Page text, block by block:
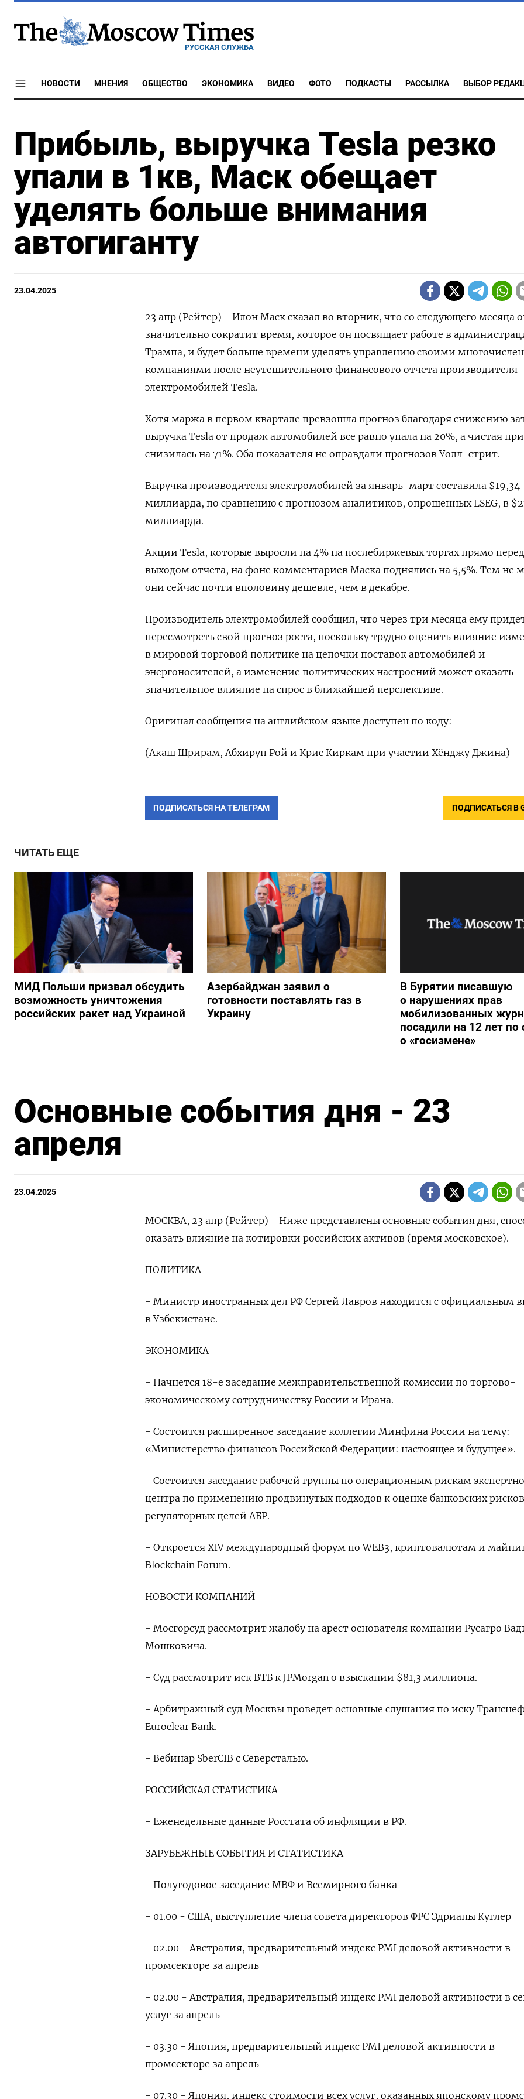
РУССКАЯ СЛУЖБА
НОВОСТИ МНЕНИЯ ОБЩЕСТВО ЭКОНОМИКА ВИДЕО ФОТО ПОДКАСТЫ РАССЫЛКА ВЫБОР
Прибыль, выручка Tesla резко
упали в 1кв, Маск обещает
уделять больше внимания
автогиганту
23.04.2025
23 апр (Рейтер) - Илон Маск сказал во вторник, что со следующего месяца
значительно сократит время, которое он посвящает работе в
Трампа, и будет больше времени уделять управлению своими
компаниями после неутешительного финансового отчета производителя
электромобилей Tesla.
Хотя маржа в первом квартале превзошла прогноз благодаря снижению
выручка Tesla от продаж автомобилей все равно упала на 20%, а чистая
снизилась на 71%. Оба показателя не оправдали прогнозов Уолл-стрит.
Выручка производителя электромобилей за январь-март составила $19,34
миллиарда, по сравнению с прогнозом аналитиков, опрошенных LSEG, в
миллиарда.
Акции Tesla, которые выросли на 4% на послебиржевых торгах прямо перед
выходом отчета, на фоне комментариев Маска поднялись на 5,5%. Тем не
они сейчас почти вполовину дешевле, чем в декабре.
Производитель электромобилей сообщил, что через три месяца ему
пересмотреть свой прогноз роста, поскольку трудно оценить влияние
в мировой торговой политике на цепочки поставок автомобилей и
энергоносителей, а изменение политических настроений может оказать
значительное влияние на спрос в ближайшей перспективе.
Оригинал сообщения на английском языке доступен по коду:
(Акаш Шрирам, Абхируп Рой и Крис Киркам при участии Хёнджу Джина)
ПОДПИСАТЬСЯ НА ТЕЛЕГРАМ ПОДПИСАТЬСЯ В
ЧИТАТЬ ЕЩЕ
МИД Польши призвал обсудить
возможность уничтожения
российских ракет над Украиной
Азербайджан заявил о
готовности поставлять газ в
Украину
В Бурятии писавшую
о нарушениях прав
мобилизованных
посадили на 12 лет по
о «госизмене»
Основные события дня - 23
апреля
23.04.2025
МОСКВА, 23 апр (Рейтер) - Ниже представлены основные события дня,
оказать влияние на котировки российских активов (время московское).
ПОЛИТИКА
- Министр иностранных дел РФ Сергей Лавров находится с официальным
в Узбекистане.
ЭКОНОМИКА
- Начнется 18-е заседание межправительственной комиссии по торгово-
экономическому сотрудничеству России и Ирана.
- Состоится расширенное заседание коллегии Минфина России на тему:
«Министерство финансов Российской Федерации: настоящее и будущее».
- Состоится заседание рабочей группы по операционным рискам
центра по применению продвинутых подходов к оценке банковских
регуляторных целей АБР.
- Откроется XIV международный форум по WEB3, криптовалютам и
Blockchain Forum.
НОВОСТИ КОМПАНИЙ
- Мосгорсуд рассмотрит жалобу на арест основателя компании Русагро
Мошковича.
- Суд рассмотрит иск ВТБ к JPMorgan о взыскании $81,3 миллиона.
- Арбитражный суд Москвы проведет основные слушания по иску
Euroclear Bank.
- Вебинар SberCIB с Северсталью.
РОССИЙСКАЯ СТАТИСТИКА
- Еженедельные данные Росстата об инфляции в РФ.
ЗАРУБЕЖНЫЕ СОБЫТИЯ И СТАТИСТИКА
- Полугодовое заседание МВФ и Всемирного банка
- 01.00 - США, выступление члена совета директоров ФРС Эдрианы Куглер
- 02.00 - Австралия, предварительный индекс PMI деловой активности в
промсекторе за апрель
- 02.00 - Австралия, предварительный индекс PMI деловой активности в
услуг за апрель
- 03.30 - Япония, предварительный индекс PMI деловой активности в
промсекторе за апрель
- 07.30 - Япония, индекс стоимости всех услуг, оказанных японскому